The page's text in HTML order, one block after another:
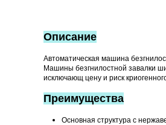
Описание
Автоматическая машина
Машины безгнилостной завалки
исключающ цену и риск
Преимущества
Основная структура с